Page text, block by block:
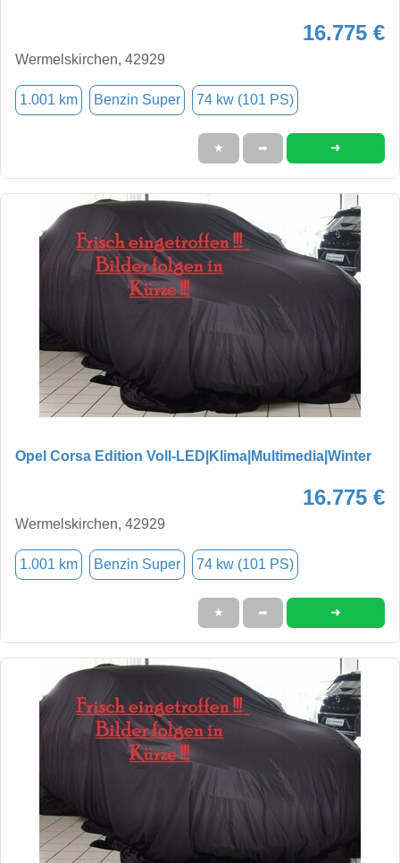
16.775 €
Wermelskirchen, 42929
1.001 km Benzin Super 74 kw (101 PS)
★ ➦ ➜
Opel Corsa Edition Voll-LED|Klima|Multimedia|Winter
16.775 €
Wermelskirchen, 42929
1.001 km Benzin Super 74 kw (101 PS)
★ ➦ ➜